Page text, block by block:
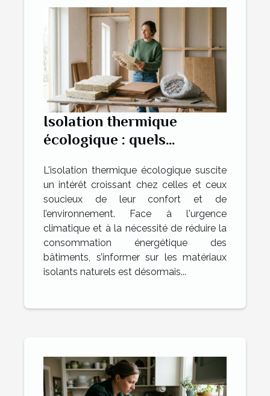
Isolation thermique
écologique : quels
L'isolation thermique écologique suscite
un intérêt croissant chez celles et ceux
soucieux de leur confort et de
l’environnement. Face à l'urgence
climatique et à la nécessité de réduire la
consommation énergétique des
bâtiments, s’informer sur les matériaux
isolants naturels est désormais...